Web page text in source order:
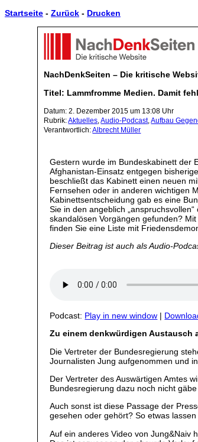
Startseite - Zurück - Drucken
NachDenkSeiten – Die kritische
Titel: Lammfromme Medien. Damit
Datum: 2. Dezember 2015 um 13:08 Uhr
Rubrik:Aktuelles,Audio-Podcast,Aufbau
Verantwortlich:Albrecht Müller
Gestern wurde im Bundeskabinett der
Afghanistan-Einsatz entgegen
beschließt das Kabinett einen neuen
Fernsehen oder in anderen wichtigen
Kabinettsentscheidung gab es eine
Sie in den angeblich
skandalösen Vorgängen gefunden?
finden Sie eine Liste mit
Dieser Beitrag ist auch als Audio-
Podcast: Play in new window |
Zu einem denkwürdigen Austausch
Die Vertreter der Bundesregierung
Journalisten Jung aufgenommen und
Der Vertreter des Auswärtigen Amtes
Bundesregierung dazu noch nicht
Auch sonst ist diese Passage der
gesehen oder gehört? So etwas
Auf ein anderes Video von Jung&Naiv